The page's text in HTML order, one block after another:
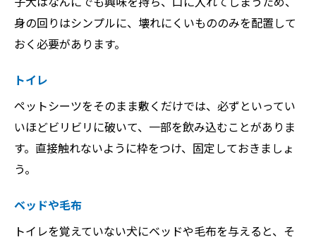
身の回りはシンプルに、壊れにくいもののみを配置して
おく必要があります。
トイレ
ペットシーツをそのまま敷くだけでは、必ずといってい
いほどビリビリに破いて、一部を飲み込むことがありま
す。直接触れないように枠をつけ、固定しておきましょ
う。
ベッドや毛布
トイレを覚えていない犬にベッドや毛布を与えると、そ